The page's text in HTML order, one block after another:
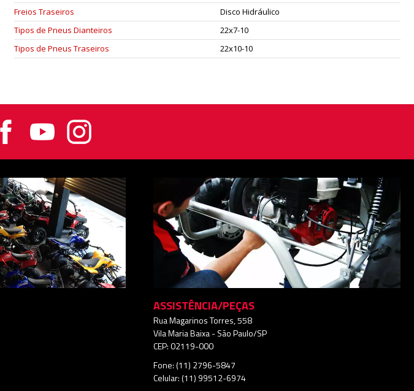
Freios Traseiros
Disco Hidráulico
Tipos de Pneus Dianteiros
22x7-10
Tipos de Pneus Traseiros
22x10-10
ASSISTÊNCIA/PEÇAS
Rua Magarinos Torres, 558
Vila Maria Baixa - São Paulo/SP
CEP: 02119-000
Fone: (11) 2796-5847
Celular: (11) 99512-6974